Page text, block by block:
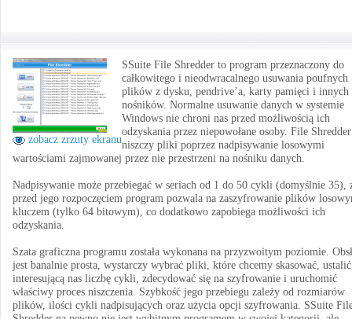
zobacz zrzuty ekranu
SSuite File Shredder to program przeznaczony do
całkowitego i nieodwracalnego usuwania poufnych
plików z dysku, pendrive’a, karty pamięci i innych
nośników. Normalne usuwanie danych w systemie
Windows nie chroni nas przed możliwością ich
odzyskania przez niepowołane osoby. File Shredder
niszczy pliki poprzez nadpisywanie losowymi
wartościami zajmowanej przez nie przestrzeni na nośniku danych.
Nadpisywanie może przebiegać w seriach od 1 do 50 cykli (domyślnie 35),
przed jego rozpoczęciem program pozwala na zaszyfrowanie plików
kluczem (tylko 64 bitowym), co dodatkowo zapobiega możliwości ich
odzyskania.
Szata graficzna programu została wykonana na przyzwoitym poziomie.
jest banalnie prosta, wystarczy wybrać pliki, które chcemy skasować, ustalić
interesującą nas liczbę cykli, zdecydować się na szyfrowanie i uruchomić
właściwy proces niszczenia. Szybkość jego przebiegu zależy od rozmiarów
plików, ilości cykli nadpisujących oraz użycia opcji szyfrowania. SSuite